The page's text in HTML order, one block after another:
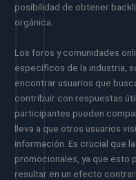
posibilidad de obtener
orgánica.
Los foros y comunidades
específicos de la industria,
encontrar usuarios que
contribuir con respuestas
participantes pueden
lleva a que otros usuarios
información. Es crucial que
promocionales, ya que esto
resultar en un efecto